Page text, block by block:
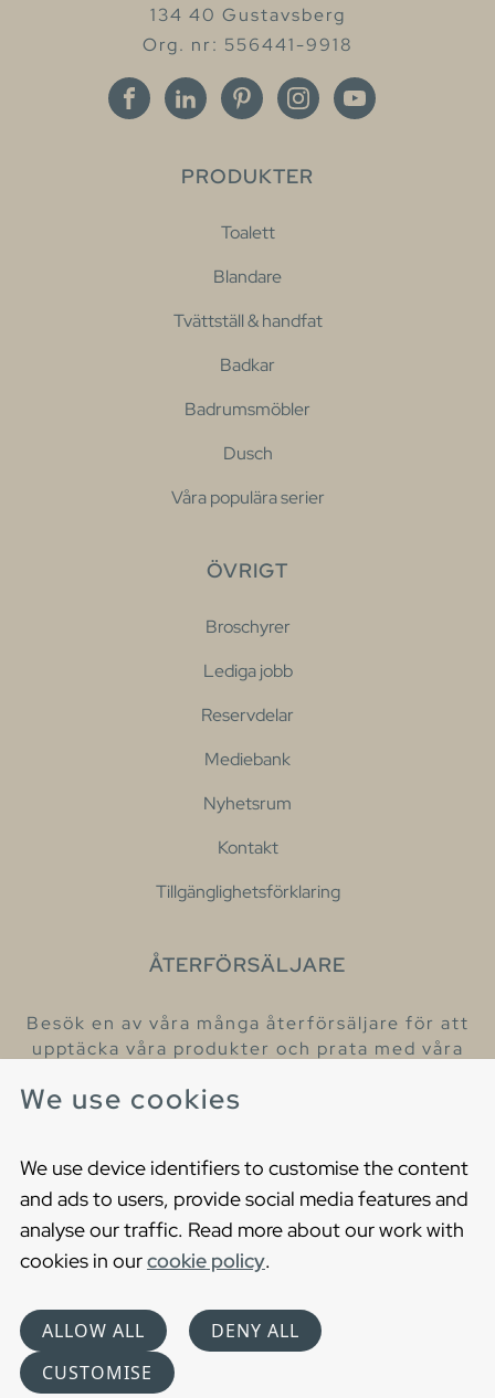
We use cookies
We use device identifiers to customise the content
and ads to users, provide social media features and
analyse our traffic. Read more about our work with
cookies in ourcookie policy.
ALLOW ALL
DENY ALL
CUSTOMISE
134 40 Gustavsberg
Org. nr: 556441-9918
PRODUKTER
Toalett
Blandare
Tvättställ & handfat
Badkar
Badrumsmöbler
Dusch
Våra populära serier
ÖVRIGT
Broschyrer
Lediga jobb
Reservdelar
Mediebank
Nyhetsrum
Kontakt
Tillgänglighetsförklaring
ÅTERFÖRSÄLJARE
Besök en av våra många återförsäljare för att
upptäcka våra produkter och prata med våra
Cookies
Privacy statement
Choose language